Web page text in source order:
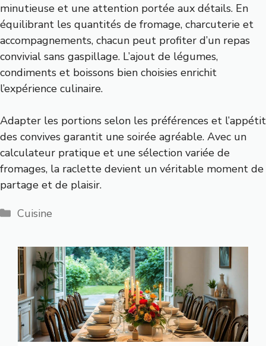
minutieuse et une attention portée aux détails. En
équilibrant les quantités de fromage, charcuterie et
accompagnements, chacun peut profiter d’un repas
convivial sans gaspillage. L’ajout de légumes,
condiments et boissons bien choisies enrichit
l’expérience culinaire.
Adapter les portions selon les préférences et l’appétit
des convives garantit une soirée agréable. Avec un
calculateur pratique et une sélection variée de
fromages, la raclette devient un véritable moment de
partage et de plaisir.
Catégories
Cuisine